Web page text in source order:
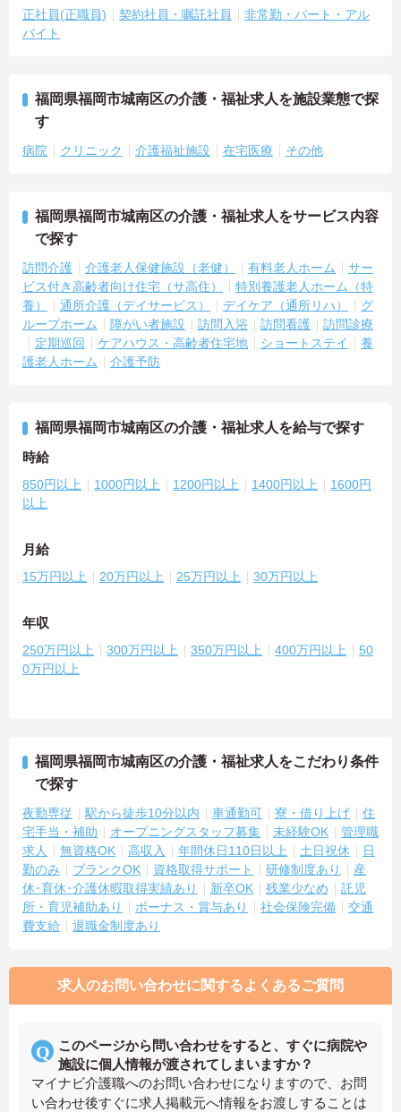
正社員(正職員) 契約社員・嘱託社員
非常勤・パート・アル
バイト
福岡県福岡市城南区の介護・福祉求人を施設業態で探
す
病院 クリニック 介護福祉施設 在宅医療 その他
福岡県福岡市城南区の介護・福祉求人をサービス内容
で探す
訪問介護 介護老人保健施設（老健） 有料老人ホーム
サー
ビス付き高齢者向け住宅（サ高住）
特別養護老人ホーム（特
養）
通所介護（デイサービス） デイケア（通所リハ）
グ
ループホーム
障がい者施設 訪問入浴 訪問看護
訪問診療
定期巡回
ケアハウス・高齢者住宅地 ショートステイ
養
護老人ホーム
介護予防
福岡県福岡市城南区の介護・福祉求人を給与で探す
時給
850円以上 1000円以上 1200円以上 1400円以上
1600円
以上
月給
15万円以上 20万円以上 25万円以上 30万円以上
年収
250万円以上 300万円以上 350万円以上 400万円以上
50
0万円以上
福岡県福岡市城南区の介護・福祉求人をこだわり条件
で探す
夜勤専従 駅から徒歩10分以内 車通勤可 寮・借り上げ
住
宅手当・補助
オープニングスタッフ募集 未経験OK
管理職
求人
無資格OK 高収入 年間休日110日以上 土日祝休
日
勤のみ
ブランクOK 資格取得サポート 研修制度あり
産
休･育休･介護休暇取得実績あり
新卒OK 残業少なめ
託児
所・育児補助あり
ボーナス・賞与あり 社会保険完備
交通
費支給
退職金制度あり
求人のお問い合わせに関するよくあるご質問
このページから問い合わせをすると、すぐに病院や
施設に個人情報が渡されてしまいますか？
マイナビ介護職へのお問い合わせになりますので、お問
い合わせ後すぐに求人掲載元へ情報をお渡しすることは